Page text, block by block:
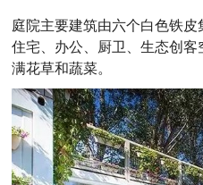
庭院主要建筑由六个白色铁
住宅、办公、厨卫、生态创
满花草和蔬菜。